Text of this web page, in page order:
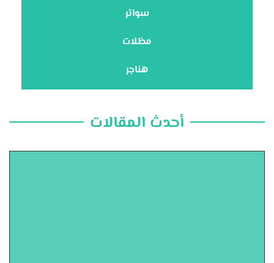
سواتر
مظلات
هناجر
أحدث المقالات